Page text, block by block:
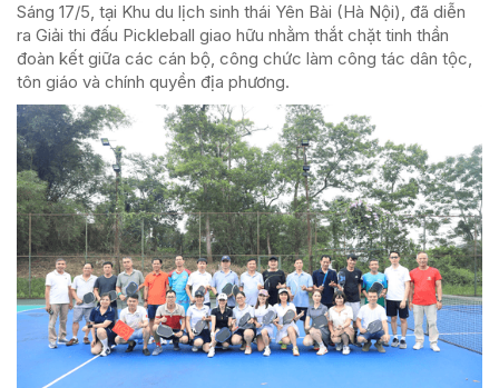
Sáng 17/5, tại Khu du lịch sinh thái Yên Bài (Hà Nội), đã diễn
ra Giải thi đấu Pickleball giao hữu nhằm thắt chặt tinh thần
đoàn kết giữa các cán bộ, công chức làm công tác dân tộc,
tôn giáo và chính quyền địa phương.